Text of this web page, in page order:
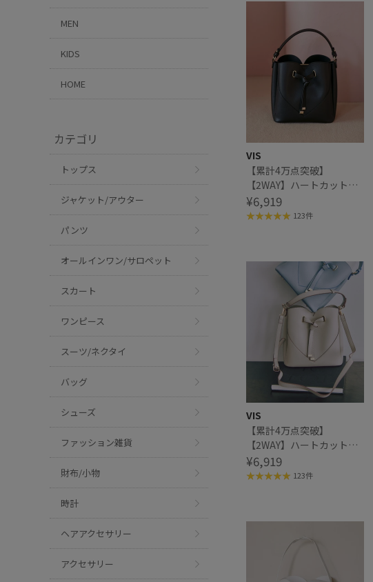
MEN
KIDS
HOME
カテゴリ
トップス
ジャケット/アウター
パンツ
オールインワン/サロペット
スカート
ワンピース
スーツ/ネクタイ
バッグ
シューズ
ファッション雑貨
財布/小物
時計
ヘアアクセサリー
アクセサリー
VIS
【累計4万点突破】
【2WAY】ハートカットバ
ッグ/追加
¥6,919
123件
VIS
【累計4万点突破】
【2WAY】ハートカットバ
ッグ/追加
¥6,919
123件